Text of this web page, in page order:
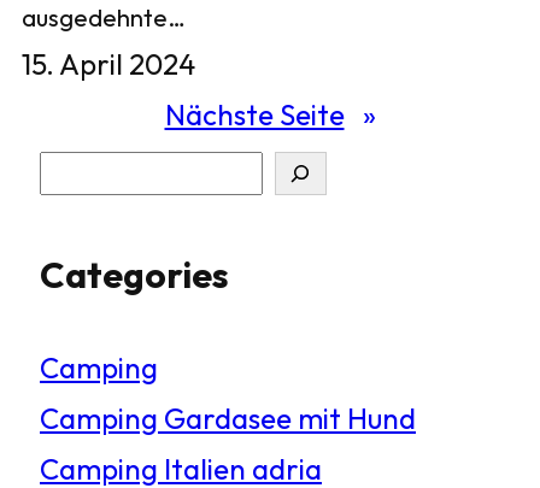
ausgedehnte…
15. April 2024
Nächste Seite »
c
e
n
Categories
Camping
Camping Gardasee mit Hund
Camping Italien adria